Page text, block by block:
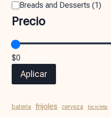
Breads and Desserts (1)
Precio
$0
Aplicar
batería frijoles cerveza bicicleta